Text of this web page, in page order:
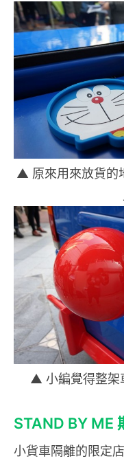
▲ 原來用來放貨的
▲ 小編覺得整架
STAND BY ME
小貨車隔離的限定